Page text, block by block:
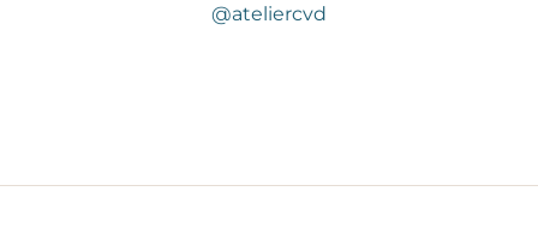
@ateliercvd